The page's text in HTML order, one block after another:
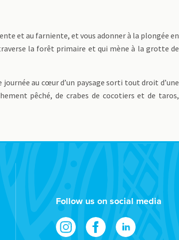
et au farniente, et vous adonner à la plongée en
la forêt primaire et qui mène à la grotte de
au cœur d’un paysage sorti tout droit d’une
pêché, de crabes de cocotiers et de taros,
Follow us on social media